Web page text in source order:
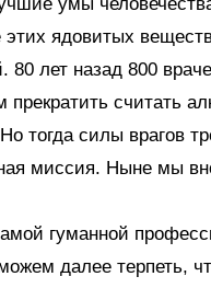
этих ядовитых
80 лет назад 800
прекратить считать
тогда силы врагов
миссия. Ныне мы
гуманной
далее терпеть,